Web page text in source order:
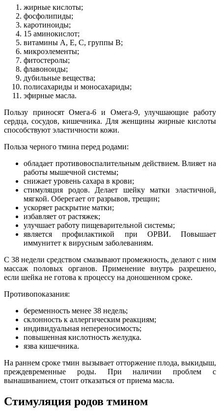
жирные кислоты;
фосфолипиды;
каротиноиды;
15 аминокислот;
витамины А, Е, С, группы В;
микроэлементы;
фитостеролы;
флавоноиды;
дубильные вещества;
полисахариды и моносахариды;
эфирные масла.
Пользу приносят Омега-6 и Омега-9, улучшающие работу
сердца, сосудов, кишечника. Для женщины жирные кислоты
способствуют эластичности кожи.
Польза черного тмина перед родами:
обладает противовоспалительным действием. Влияет на
работы мышечной системы;
снижает уровень сахара в крови;
стимуляция родов. Делает шейку матки эластичной,
мягкой. Оберегает от разрывов, трещин;
ускоряет раскрытие матки;
избавляет от растяжек;
улучшает работу пищеварительной системы;
является профилактикой при ОРВИ. Повышает
иммунитет к вирусным заболеваниям.
С 38 недели средством смазывают промежность, делают с ним
массаж половых органов. Применение внутрь разрешено,
если шейка не готова к процессу на доношенном сроке.
Противопоказания:
беременность менее 38 недель;
склонность к аллергическим реакциям;
индивидуальная непереносимость;
повышенная кислотность желудка.
язва кишечника.
На раннем сроке тмин вызывает отторжение плода, выкидыш,
преждевременные роды. При наличии проблем с
вынашиванием, стоит отказаться от приема масла.
Стимуляция родов тмином